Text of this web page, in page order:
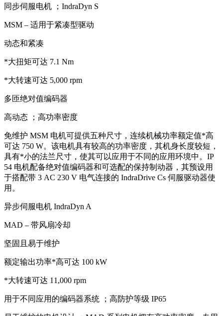
同步伺服电机 ；IndraDyn S
MSM – 适用于紧凑型驱动
动态和紧凑
*大扭矩可达 7.1 Nm
*大转速可达 5,000 rpm
多匝绝对值编码器
高动态 ；高功率密度
免维护 MSM 电机可提供五种尺寸，连续机械功率额定值*高
可达 750 W。该电机具有较高的功率密度，其机身长度较短，
具有*小的法兰尺寸，使其可以应用于不同的应用环境中。IP
54 电机配备绝对值编码器和可选配的保持制动器，其预设用
于搭配带 3 AC 230 V 电气连接的 IndraDrive Cs 伺服驱动器使
用。
异步伺服电机 IndraDyn A
MAD – 带风扇冷却
坚固且易于维护
额定输出功率*高可达 100 kW
*大转速可达 11,000 rpm
用于不同应用的编码器系统 ；高防护等级 IP65